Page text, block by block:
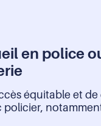
en police
équitable et de
policier,